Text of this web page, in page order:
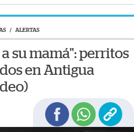
/ ALERTAS
su mamá": perritos
en Antigua